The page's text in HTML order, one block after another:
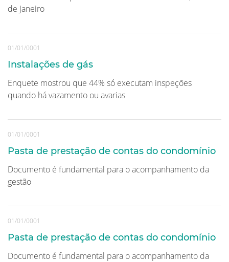
de Janeiro
01/01/0001
Instalações de gás
Enquete mostrou que 44% só executam inspeções
quando há vazamento ou avarias
01/01/0001
Pasta de prestação de contas do condomínio
Documento é fundamental para o acompanhamento da
gestão
01/01/0001
Pasta de prestação de contas do condomínio
Documento é fundamental para o acompanhamento da